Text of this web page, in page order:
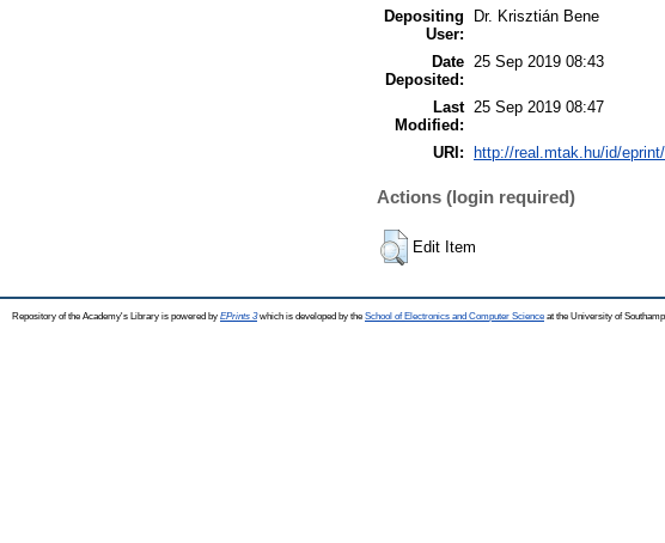
Depositing
User:
Dr. Krisztián Bene
Date
Deposited:
25 Sep 2019 08:43
Last
Modified:
25 Sep 2019 08:47
URI: http://real.mtak.hu/id/
Actions (login required)
Edit Item
Repository of the Academy's Library is powered by EPrints 3which is developed by the School of Electronics and Computer Science at the University of